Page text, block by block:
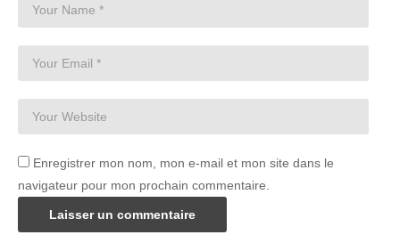
Enregistrer mon nom, mon e-mail et mon site dans le
navigateur pour mon prochain commentaire.